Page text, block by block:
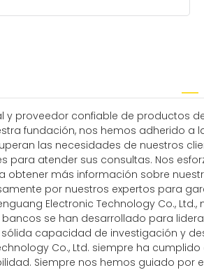
y proveedor confiable de
fundación, nos hemos adherido
las necesidades de nuestros
para atender sus consultas. Nos
obtener más información sobre
por nuestros expertos para
Electronic Technology Co.,
se han desarrollado para
capacidad de investigación y
Co., Ltd. siempre ha
Siempre nos hemos guiado